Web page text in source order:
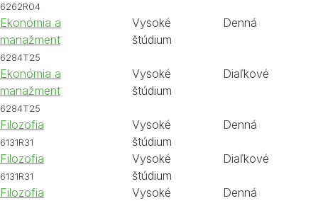
6262R04
Ekonómia a
manažment
6284T25
Vysoké
štúdium
Denná
Ekonómia a
manažment
6284T25
Vysoké
štúdium
Diaľkové
Filozofia
6131R31
Vysoké
štúdium
Denná
Filozofia
6131R31
Vysoké
štúdium
Diaľkové
Filozofia
Vysoké
Denná